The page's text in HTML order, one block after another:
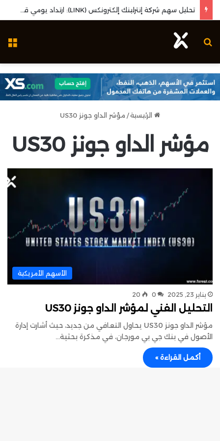
بحث عن
الرئيسية/ مؤشر الداو جونز US30
مؤشر الداو جونز US30
الأسهم الأمريكية
يناير 23, 2025 0
20
التحليل الفني لمؤشر الداو جونز US30
مؤشر الداو جونز US30 يحاول التعافي من جديد، حيث أشارت إدارة
الأصول في بنك جي بي مورجان، في مذكرة بحثية…
أكمل القراءة »